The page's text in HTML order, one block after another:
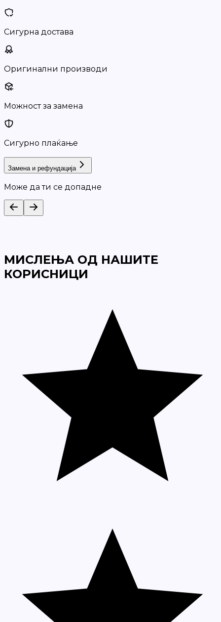
Сигурна достава
Оригинални производи
Можност за замена
Сигурно плаќање
Замена и рефундација
Може да ти се допадне
МИСЛЕЊА ОД НАШИТЕ
КОРИСНИЦИ